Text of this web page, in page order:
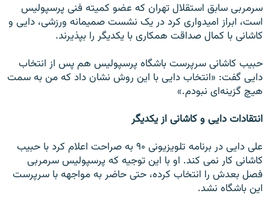
سرمربی سابق استقلال تهران که عضو کميته فنی پرسپوليس
است، ابراز اميدواری کرد در يک نشست صميمانه ورزشی،‌ دايی و
کاشانی با کمال صداقت همکاری با يکديگر را بپذيرند.
حبيب کاشانی سرپرست باشگاه پرسپوليس هم پس از انتخاب
دايی گفت: «انتخاب دايی با اين روش نشان داد که من به سمت
هيچ گزينه‌ای نبودم.»
انتقادات دايی و کاشانی از يکديگر
علی دايی در برنامه تلويزيونی ۹۰ به صراحت اعلام کرد با حبيب
کاشانی کار نمی کند. او با اين توجيه که پرسپوليس سرمربی
فصل بعدش را انتخاب کرده، حتی حاضر به مواجهه با سرپرست
اين باشگاه نشد.